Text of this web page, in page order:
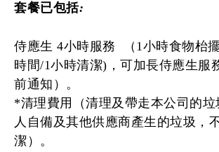
套餐已包括:
侍應生 4小時服務
（1小時食物枱
時間/1小時清潔)，可加長侍應生服
前通知）。
*清理費用（清理及帶走本公司的垃
人自備及其他供應商產生的垃圾，
潔）。